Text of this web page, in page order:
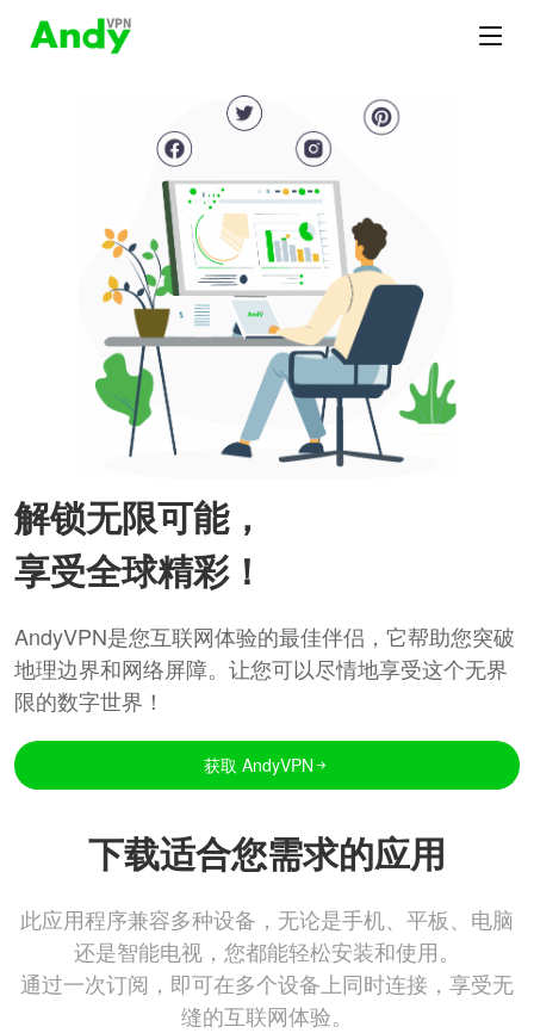
解锁无限可能，
享受全球精彩！
AndyVPN是您互联网体验的最佳伴侣，它帮助您突破
地理边界和网络屏障。让您可以尽情地享受这个无界
限的数字世界！
获取 AndyVPN
下载适合您需求的应用
此应用程序兼容多种设备，无论是手机、平板、电脑
还是智能电视，您都能轻松安装和使用。
通过一次订阅，即可在多个设备上同时连接，享受无
缝的互联网体验。